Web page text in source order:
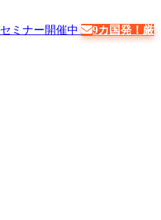
セミナー開催中
9カ国発！厳